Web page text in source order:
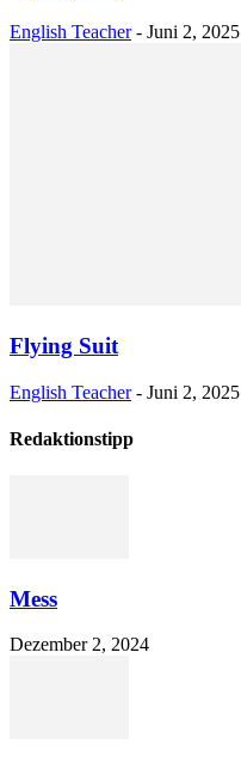
English Teacher - Juni 2, 2025
Flying Suit
English Teacher - Juni 2, 2025
Redaktionstipp
Mess
Dezember 2, 2024